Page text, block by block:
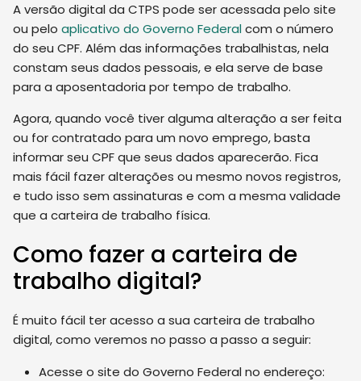
A versão digital da CTPS pode ser acessada pelo site
ou pelo aplicativo do Governo Federalcom o número
do seu CPF. Além das informações trabalhistas, nela
constam seus dados pessoais, e ela serve de base
para a aposentadoria por tempo de trabalho.
Agora, quando você tiver alguma alteração a ser feita
ou for contratado para um novo emprego, basta
informar seu CPF que seus dados aparecerão. Fica
mais fácil fazer alterações ou mesmo novos registros,
e tudo isso sem assinaturas e com a mesma validade
que a carteira de trabalho física.
Como fazer a carteira de
trabalho digital?
É muito fácil ter acesso a sua carteira de trabalho
digital, como veremos no passo a passo a seguir:
Acesse o site do Governo Federal no endereço: